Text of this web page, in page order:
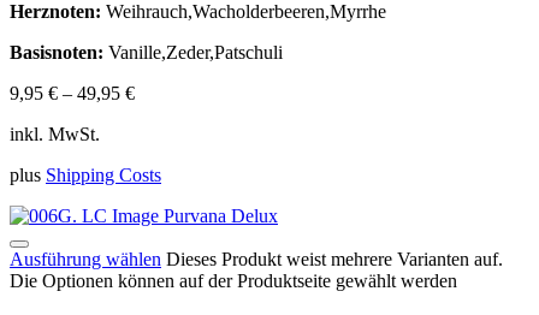
Herznoten: Weihrauch,Wacholderbeeren,Myrrhe
Basisnoten: Vanille,Zeder,Patschuli
9,95 € – 49,95 €
inkl. MwSt.
plus Shipping Costs
Ausführung wählen Dieses Produkt weist mehrere Varianten auf.
Die Optionen können auf der Produktseite gewählt werden